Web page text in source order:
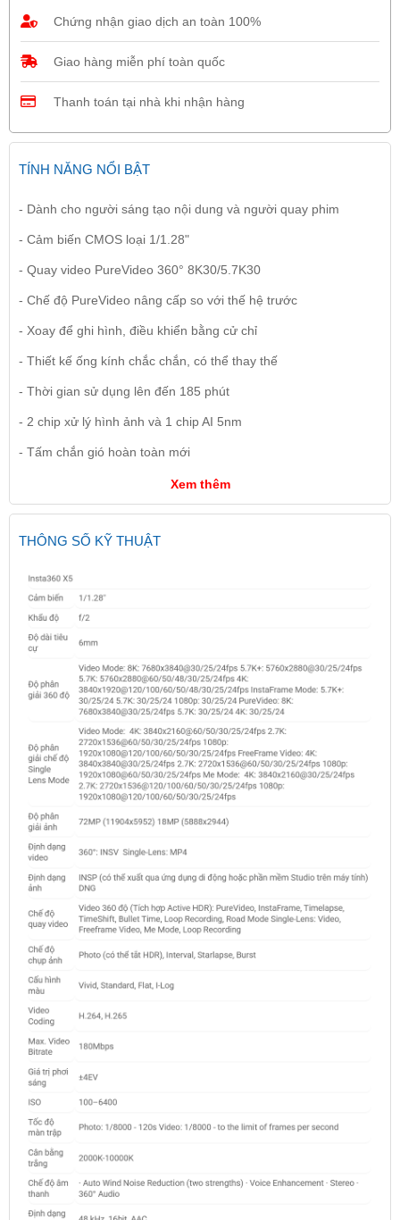
Chứng nhận giao dịch an toàn 100%
Giao hàng miễn phí toàn quốc
Thanh toán tại nhà khi nhận hàng
TÍNH NĂNG NỔI BẬT
- Dành cho người sáng tạo nội dung và người quay phim
- Cảm biến CMOS loại 1/1.28"
- Quay video PureVideo 360° 8K30/5.7K30
- Chế độ PureVideo nâng cấp so với thế hệ trước
- Xoay để ghi hình, điều khiển bằng cử chỉ
- Thiết kế ống kính chắc chắn, có thể thay thế
- Thời gian sử dụng lên đến 185 phút
- 2 chip xử lý hình ảnh và 1 chip AI 5nm
- Tấm chắn gió hoàn toàn mới
Xem thêm
THÔNG SỐ KỸ THUẬT